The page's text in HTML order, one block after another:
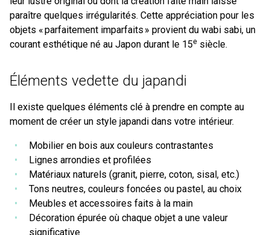
paraître quelques irrégularités. Cette appréciation pour les
objets « parfaitement imparfaits » provient du wabi sabi, un
courant esthétique né au Japon durant le 15e siècle.
Éléments vedette du japandi
Il existe quelques éléments clé à prendre en compte au
moment de créer un style japandi dans votre intérieur.
Mobilier en bois aux couleurs contrastantes
Lignes arrondies et profilées
Matériaux naturels (granit, pierre, coton, sisal, etc.)
Tons neutres, couleurs foncées ou pastel, au choix
Meubles et accessoires faits à la main
Décoration épurée où chaque objet a une valeur
significative